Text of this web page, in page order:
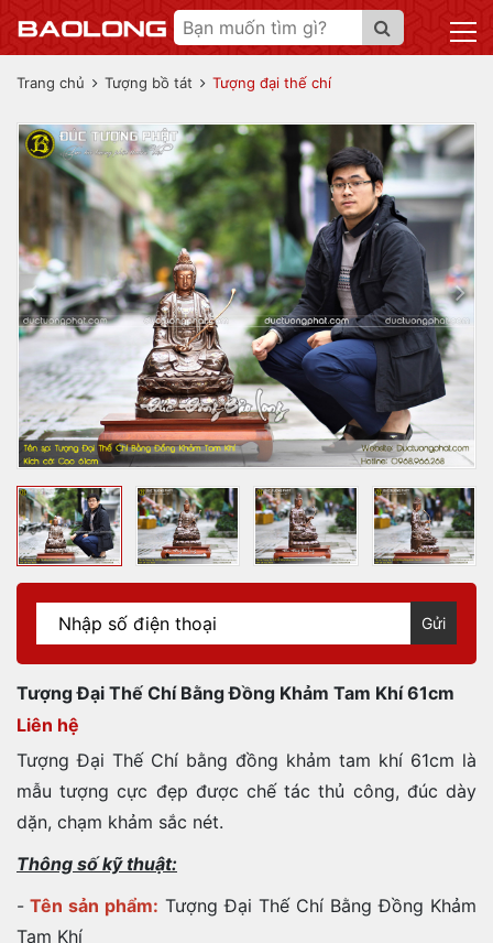
Trang chủ Tượng bồ tát Tượng đại thế chí
Gửi
Tượng Đại Thế Chí Bằng Đồng Khảm Tam Khí 61cm
Liên hệ
Tượng Đại Thế Chí bằng đồng khảm tam khí 61cm là
mẫu tượng cực đẹp được chế tác thủ công, đúc dày
dặn, chạm khảm sắc nét.
Thông số kỹ thuật:
- Tên sản phẩm: Tượng Đại Thế Chí Bằng Đồng Khảm
Tam Khí